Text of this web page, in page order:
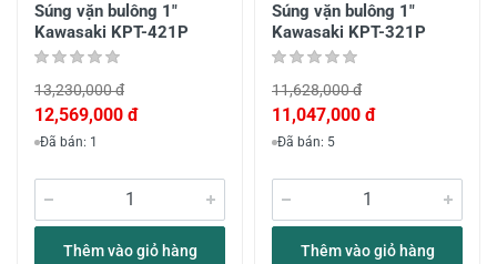
Súng vặn bulông 1"
Kawasaki KPT-421P
13,230,000 đ
12,569,000 đ
Đã bán: 1
Thêm vào giỏ hàng
Súng vặn bulông 1"
Kawasaki KPT-321P
11,628,000 đ
11,047,000 đ
Đã bán: 5
Thêm vào giỏ hàng